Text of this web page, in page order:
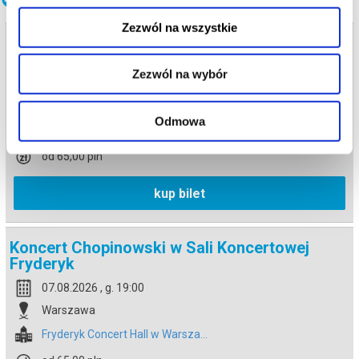
Zezwól na wszystkie
Zezwól na wybór
Odmowa
Koncert Chopinowski w Sali Koncertowej
Fryderyk
Warszawa
Fryderyk Concert Hall w Warsza...
od 65,00 pln
kup bilet
Koncert Chopinowski w Sali Koncertowej
Fryderyk
07.08.2026 , g. 19:00
Warszawa
Fryderyk Concert Hall w Warsza...